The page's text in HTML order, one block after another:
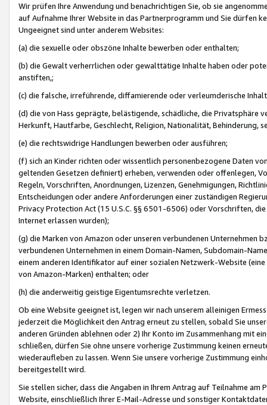
Wir prüfen Ihre Anwendung und benachrichtigen Sie, ob sie
auf Aufnahme Ihrer Website in das Partnerprogramm und Sie dürfen
Ungeeignet sind unter anderem Websites:
(a) die sexuelle oder obszöne Inhalte bewerben oder enthalten;
(b) die Gewalt verherrlichen oder gewalttätige Inhalte haben oder
anstiften,;
(c) die falsche, irreführende, diffamierende oder verleumderische
(d) die von Hass geprägte, belästigende, schädliche, die Privatsphäre
Herkunft, Hautfarbe, Geschlecht, Religion, Nationalität, Behinderung,
(e) die rechtswidrige Handlungen bewerben oder ausführen;
(f) sich an Kinder richten oder wissentlich personenbezogene Daten
geltenden Gesetzen definiert) erheben, verwenden oder offenlegen,
Regeln, Vorschriften, Anordnungen, Lizenzen, Genehmigungen,
Entscheidungen oder andere Anforderungen einer zuständigen
Privacy Protection Act (15 U.S.C. §§ 6501-6506) oder Vorschriften,
Internet erlassen wurden);
(g) die Marken von Amazon oder unseren verbundenen Unternehmen
verbundenen Unternehmen in einem Domain-Namen, Subdomain-
einem anderen Identifikator auf einer sozialen Netzwerk-Website
von Amazon-Marken) enthalten; oder
(h) die anderweitig geistige Eigentumsrechte verletzen.
Ob eine Website geeignet ist, legen wir nach unserem alleinigen
jederzeit die Möglichkeit den Antrag erneut zu stellen, sobald Sie
anderen Gründen ablehnen oder 2) Ihr Konto im Zusammenhang mit
schließen, dürfen Sie ohne unsere vorherige Zustimmung keinen
wiederaufleben zu lassen. Wenn Sie unsere vorherige Zustimmung
bereitgestellt wird.
Sie stellen sicher, dass die Angaben in Ihrem Antrag auf Teilnahme
Website, einschließlich Ihrer E-Mail-Adresse und sonstiger